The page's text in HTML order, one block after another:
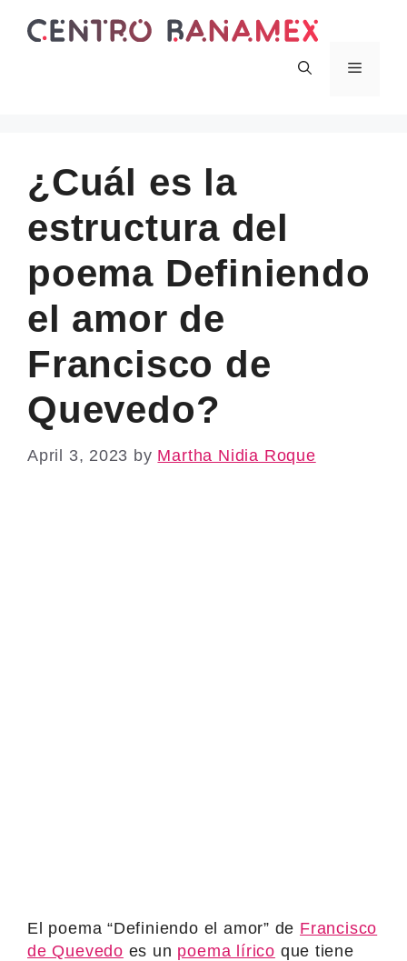
Menu
¿Cuál es la
estructura del
poema Definiendo
el amor de
Francisco de
Quevedo?
April 3, 2023 by Martha Nidia Roque
El poema “Definiendo el amor” de Francisco
de Quevedo es un poema lírico que tiene